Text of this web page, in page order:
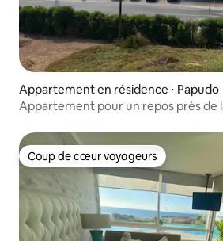
Appartement en résidence ⋅ Papudo
Appartement pour un repos près de
Coup de cœur voyageurs
Coup de cœur voyageurs